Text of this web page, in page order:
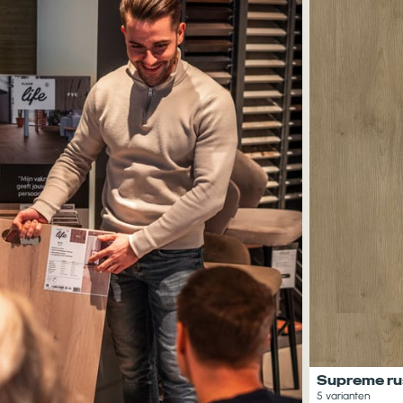
Supreme
5 varianten